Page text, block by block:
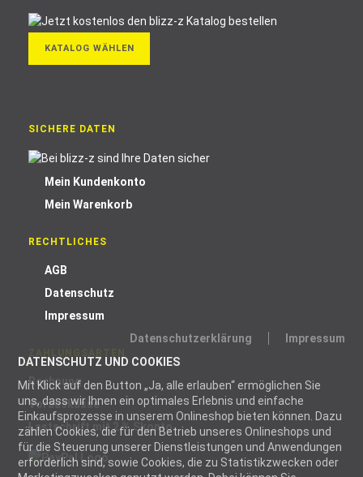
Datenschutzerklärung
Impressum
DATENSCHUTZ UND COOKIES
Mit Klick auf den Button „Ja, alle erlauben“ ermöglichen Sie
uns, dass wir Ihnen ein optimales Erlebnis und einfache
Einkaufsprozesse in unserem Onlineshop bieten können. Dazu
zählen Cookies, die für den Betrieb unseres Onlineshops und
für die Steuerung unserer Dienstleistungen und Anwendungen
erforderlich sind, sowie Cookies, die zu Statistikzwecken oder
KATALOG WÄHLEN
SICHERE DATEN
Mein Kundenkonto
Mein Warenkorb
RECHTLICHES
AGB
Datenschutz
Impressum
Rechnung
Vorauskasse
Lastschrift mit 2 % Skonto